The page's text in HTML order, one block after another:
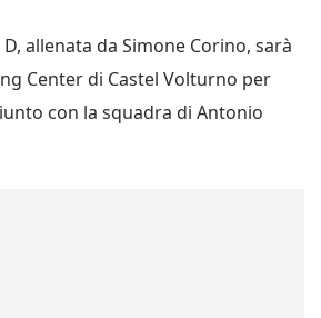
allenata da Simone Corino, sarà
Center di Castel Volturno per
con la squadra di Antonio